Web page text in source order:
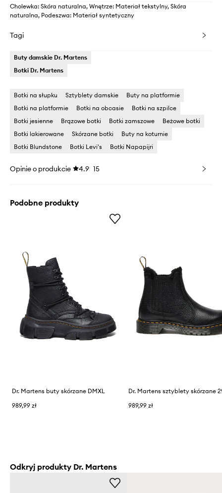
Cholewka: Skóra naturalna, Wnętrze: Materiał tekstylny, Skóra
naturalna, Podeszwa: Materiał syntetyczny
Tagi
Buty damskie Dr. Martens
Botki Dr. Martens
Botki na słupku Sztyblety damskie
Buty na platformie
Botki na platformie
Botki na obcasie
Botki na szpilce
Botki jesienne
Brązowe botki Botki zamszowe
Beżowe botki
Botki lakierowane
Skórzane botki
Buty na koturnie
Botki Blundstone
Botki Levi's Botki Napapijri
Opinie o produkcie 4.9 15
Podobne produkty
Dr. Martens buty skórzane DMXL
989,99 zł
989,99 zł
Odkryj produkty Dr. Martens